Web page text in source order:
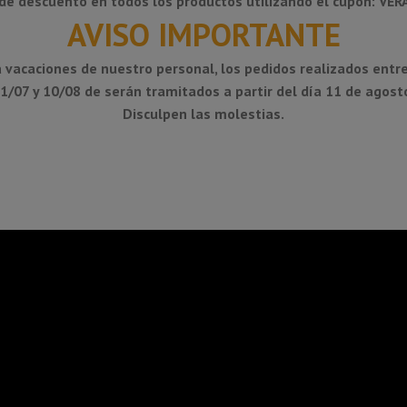
DRAIN en construcciones de madera. Están disponibles los detalles
de polipropileno de alta resistencia al impacto (PP). El sumidero
superficie está recubierta con geotextil. La lámina de
el adhesivo a las baldosas.
AVISO IMPORTANTE
vacaciones de nuestro personal, los pedidos realizados
07 y 10/08 de serán tramitados a partir del día 11 de
Disculpen las molestias.